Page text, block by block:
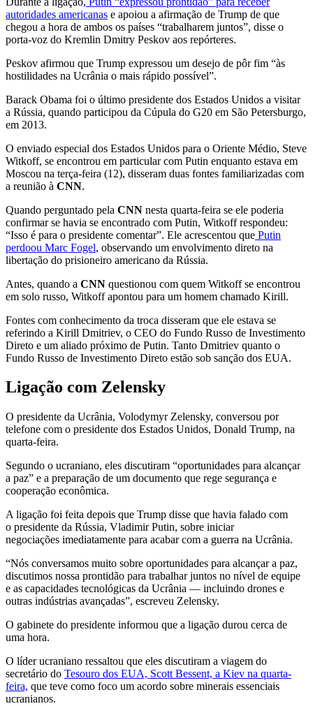
autoridades americanas e apoiou a afirmação de Trump de que
chegou a hora de ambos os países “trabalharem juntos”, disse o
porta-voz do Kremlin Dmitry Peskov aos repórteres.
Peskov afirmou que Trump expressou um desejo de pôr fim “às
hostilidades na Ucrânia o mais rápido possível”.
Barack Obama foi o último presidente dos Estados Unidos a visitar
a Rússia, quando participou da Cúpula do G20 em São Petersburgo,
em 2013.
O enviado especial dos Estados Unidos para o Oriente Médio, Steve
Witkoff, se encontrou em particular com Putin enquanto estava em
Moscou na terça-feira (12), disseram duas fontes familiarizadas com
a reunião à CNN.
Quando perguntado pela CNN nesta quarta-feira se ele poderia
confirmar se havia se encontrado com Putin, Witkoff respondeu:
“Isso é para o presidente comentar”. Ele acrescentou que Putin
perdoou Marc Fogel, observando um envolvimento direto na
libertação do prisioneiro americano da Rússia.
Antes, quando a CNN questionou com quem Witkoff se encontrou
em solo russo, Witkoff apontou para um homem chamado Kirill.
Fontes com conhecimento da troca disseram que ele estava se
referindo a Kirill Dmitriev, o CEO do Fundo Russo de Investimento
Direto e um aliado próximo de Putin. Tanto Dmitriev quanto o
Fundo Russo de Investimento Direto estão sob sanção dos EUA.
Ligação com Zelensky
O presidente da Ucrânia, Volodymyr Zelensky, conversou por
telefone com o presidente dos Estados Unidos, Donald Trump, na
quarta-feira.
Segundo o ucraniano, eles discutiram “oportunidades para alcançar
a paz” e a preparação de um documento que rege segurança e
cooperação econômica.
A ligação foi feita depois que Trump disse que havia falado com
o presidente da Rússia, Vladimir Putin, sobre iniciar
negociações imediatamente para acabar com a guerra na Ucrânia.
“Nós conversamos muito sobre oportunidades para alcançar a paz,
discutimos nossa prontidão para trabalhar juntos no nível de equipe
e as capacidades tecnológicas da Ucrânia — incluindo drones e
outras indústrias avançadas”, escreveu Zelensky.
O gabinete do presidente informou que a ligação durou cerca de
uma hora.
O líder ucraniano ressaltou que eles discutiram a viagem do
secretário do Tesouro dos EUA, Scott Bessent, a Kiev na quarta-
feira, que teve como foco um acordo sobre minerais essenciais
ucranianos.